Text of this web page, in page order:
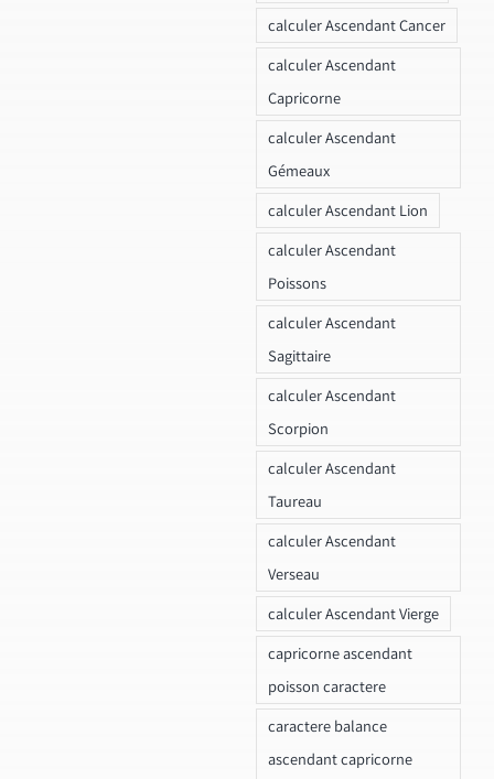
calculer Ascendant Cancer
calculer Ascendant
Capricorne
calculer Ascendant
Gémeaux
calculer Ascendant Lion
calculer Ascendant
Poissons
calculer Ascendant
Sagittaire
calculer Ascendant
Scorpion
calculer Ascendant
Taureau
calculer Ascendant
Verseau
calculer Ascendant Vierge
capricorne ascendant
poisson caractere
caractere balance
ascendant capricorne